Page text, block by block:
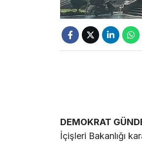
DEMOKRAT
İçişleri Bakanlığı